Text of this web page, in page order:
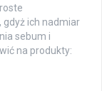
gdyż ich nadmiar
sebum i
na produkty: